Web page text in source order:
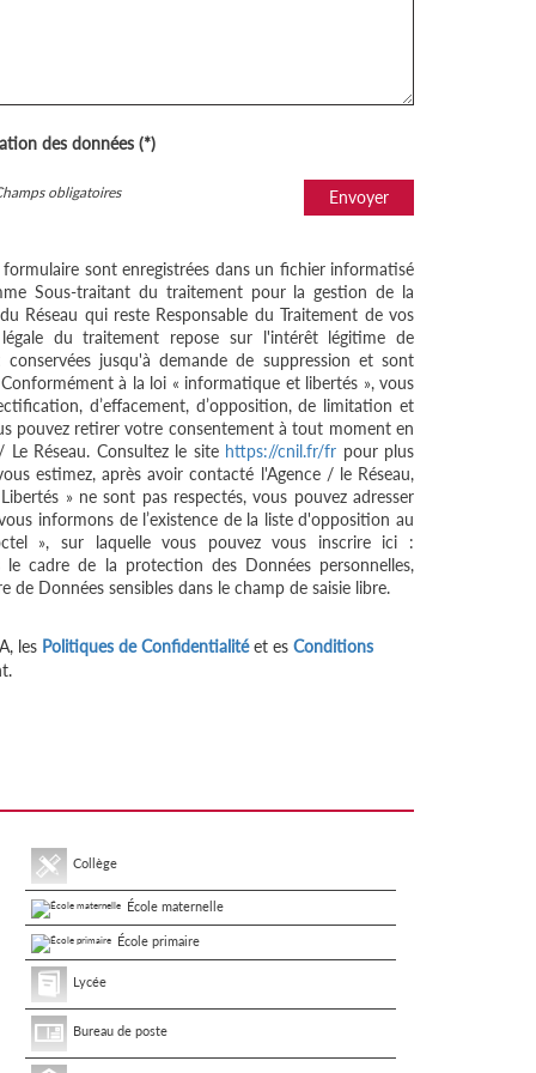
des données (*)
Envoyer
obligatoires
sont enregistrées dans un fichier informatisé
Sous-traitant du traitement pour la gestion de la
Réseau qui reste Responsable du Traitement de vos
légale du traitement repose sur l'intérêt légitime de
jusqu'à demande de suppression et sont
à la loi « informatique et libertés », vous
d’effacement, d’opposition, de limitation et
pouvez retirer votre consentement à tout moment en
Réseau. Consultez le site https://cnil.fr/fr pour plus
estimez, après avoir contacté l'Agence / le Réseau,
» ne sont pas respectés, vous pouvez adresser
informons de l’existence de la liste d'opposition au
», sur laquelle vous pouvez vous inscrire ici :
le cadre de la protection des Données personnelles,
de Données sensibles dans le champ de saisie libre.
les Politiques de Confidentialitéet es Conditions
Collège
École maternelle
École primaire
Lycée
Bureau de poste